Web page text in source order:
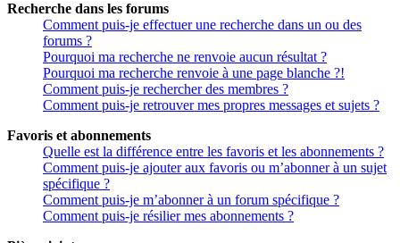
Recherche dans les forums
Comment puis-je effectuer une recherche dans un ou des
forums ?
Pourquoi ma recherche ne renvoie aucun résultat ?
Pourquoi ma recherche renvoie à une page blanche ?!
Comment puis-je rechercher des membres ?
Comment puis-je retrouver mes propres messages et sujets ?
Favoris et abonnements
Quelle est la différence entre les favoris et les abonnements ?
Comment puis-je ajouter aux favoris ou m’abonner à un sujet
spécifique ?
Comment puis-je m’abonner à un forum spécifique ?
Comment puis-je résilier mes abonnements ?